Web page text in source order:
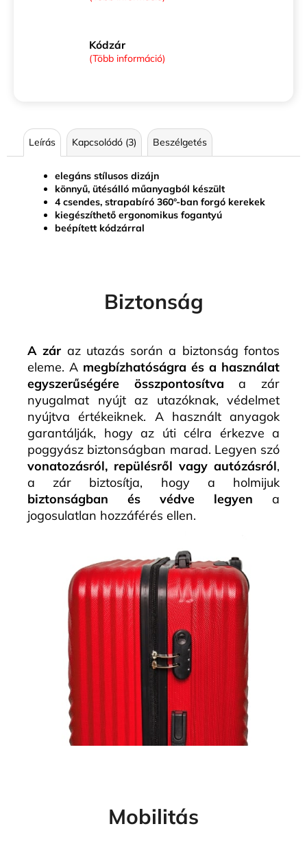
Kódzár
(Több információ)
Leírás Kapcsolódó (3) Beszélgetés
elegáns stílusos dizájn
könnyű, ütésálló műanyagból készült
4 csendes, strapabíró 360°-ban forgó kerekek
kiegészíthető ergonomikus fogantyú
beépített kódzárral
Biztonság
A zár az utazás során a biztonság fontos
eleme. A megbízhatóságra és a használat
egyszerűségére összpontosítva a zár
nyugalmat nyújt az utazóknak, védelmet
nyújtva értékeiknek. A használt anyagok
garantálják, hogy az úti célra érkezve a
poggyász biztonságban marad. Legyen szó
vonatozásról, repülésről vagy autózásról,
a zár biztosítja, hogy a holmijuk
biztonságban és védve legyen a
jogosulatlan hozzáférés ellen.
Mobilitás